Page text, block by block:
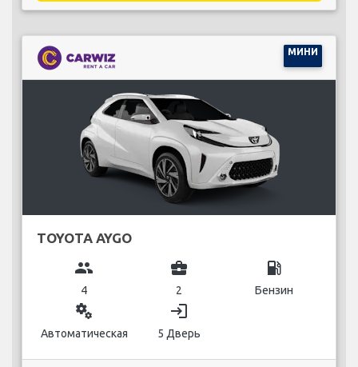
МИНИ
TOYOTA AYGO
group
4
business_center
2
local_gas_station
Бензин
miscellaneous_services
Автоматическая
login
5 Дверь